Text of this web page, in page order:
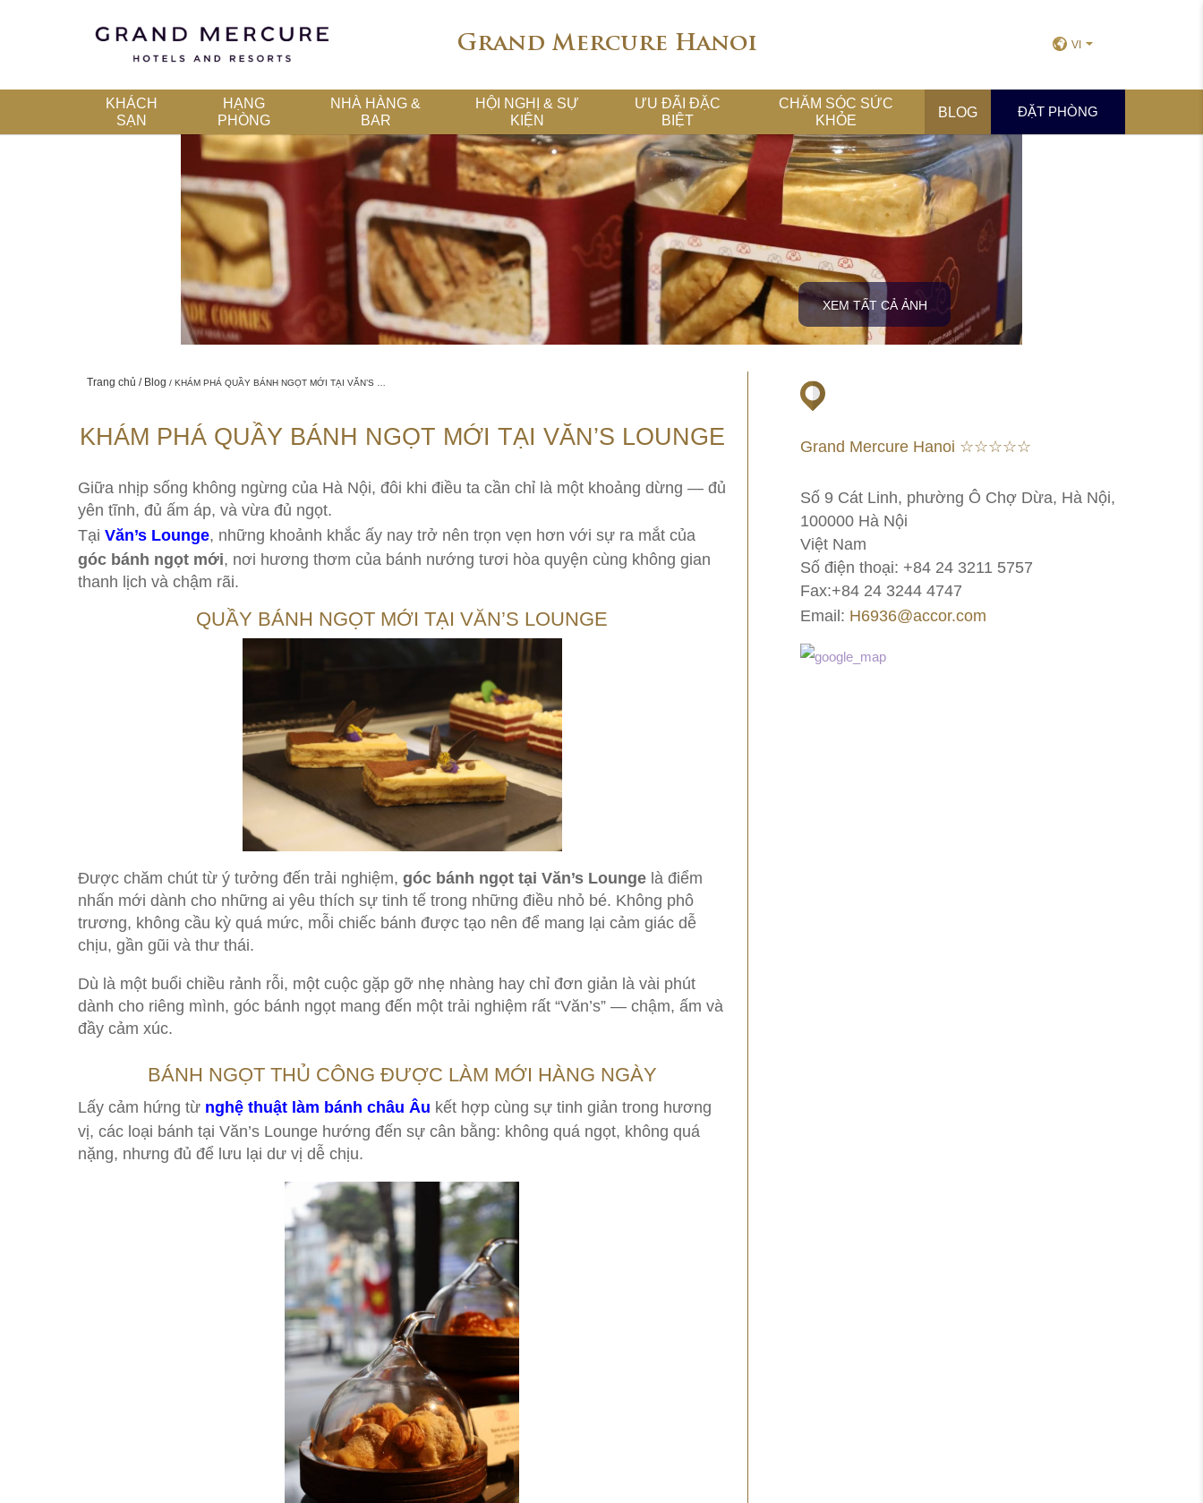
Grand Mercure Hanoi VI
KHÁCH
SẠN
HẠNG
PHÒNG
NHÀ HÀNG &
BAR
HỘI NGHỊ & SỰ
KIỆN
ƯU ĐÃI ĐẶC
BIỆT
CHĂM SÓC SỨC
KHỎE
BLOG ĐẶT PHÒNG
XEM TẤT CẢ ẢNH
Trang chủ Blog KHÁM PHÁ QUẦY BÁNH NGỌT MỚI TẠI VĂN’S …
KHÁM PHÁ QUẦY BÁNH NGỌT MỚI TẠI VĂN’S LOUNGE
Giữa nhịp sống không ngừng của Hà Nội, đôi khi điều ta cần chỉ là một khoảng dừng — đủ
yên tĩnh, đủ ấm áp, và vừa đủ ngọt.
Tại Văn’s Lounge, những khoảnh khắc ấy nay trở nên trọn vẹn hơn với sự ra mắt của
góc bánh ngọt mới, nơi hương thơm của bánh nướng tươi hòa quyện cùng không gian
thanh lịch và chậm rãi.
QUẦY BÁNH NGỌT MỚI TẠI VĂN’S LOUNGE
Được chăm chút từ ý tưởng đến trải nghiệm, góc bánh ngọt tại Văn’s Lounge là điểm
nhấn mới dành cho những ai yêu thích sự tinh tế trong những điều nhỏ bé. Không phô
trương, không cầu kỳ quá mức, mỗi chiếc bánh được tạo nên để mang lại cảm giác dễ
chịu, gần gũi và thư thái.
Dù là một buổi chiều rảnh rỗi, một cuộc gặp gỡ nhẹ nhàng hay chỉ đơn giản là vài phút
dành cho riêng mình, góc bánh ngọt mang đến một trải nghiệm rất “Văn’s” — chậm, ấm và
đầy cảm xúc.
BÁNH NGỌT THỦ CÔNG ĐƯỢC LÀM MỚI HÀNG NGÀY
Lấy cảm hứng từ nghệ thuật làm bánh châu Âu kết hợp cùng sự tinh giản trong hương
vị, các loại bánh tại Văn’s Lounge hướng đến sự cân bằng: không quá ngọt, không quá
nặng, nhưng đủ để lưu lại dư vị dễ chịu.
Grand Mercure Hanoi ☆☆☆☆☆
Số 9 Cát Linh, phường Ô Chợ Dừa, Hà Nội,
100000 Hà Nội
Việt Nam
Số điện thoại: +84 24 3211 5757
Fax:+84 24 3244 4747
Email: H6936@accor.com